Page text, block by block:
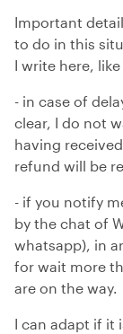
Important
to do in this
I write here,
- in case of
clear, I do not
having
refund will be
- if you notify
by the chat of
whatsapp), in
for wait more
are on the way.
I can adapt if it